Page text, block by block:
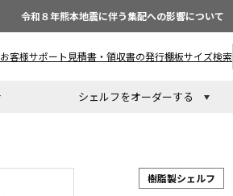
令和８年熊本地震に伴う集配への影響について
お客様サポート 見積書・領収書の発行棚板サイズ検索
シェルフをオーダーする
樹脂製シェルフ